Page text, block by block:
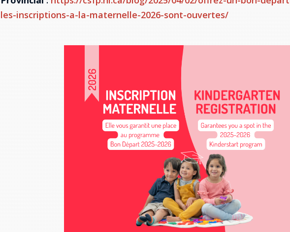
les-inscriptions-a-la-maternelle-2026-sont-ouvertes/